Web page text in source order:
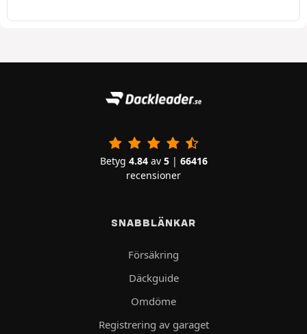
Betyg 4.84av 5| 66416
recensioner
SNABBLÄNKAR
Försäkring
Däckguide
Omdöme
Registrering av garaget